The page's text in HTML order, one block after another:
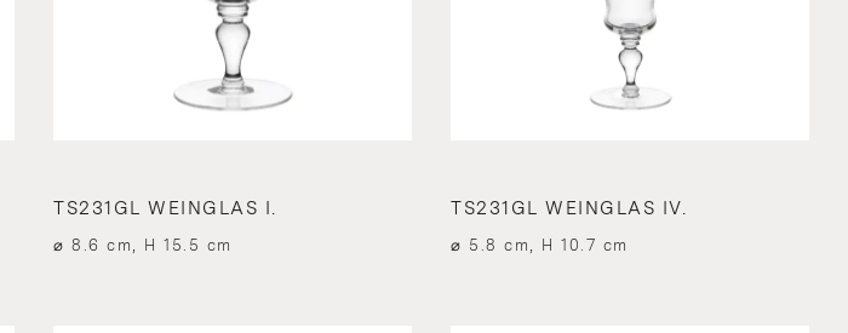
TS231GL WEINGLAS I.
⌀ 8.6 cm, H 15.5 cm
TS231GL WEINGLAS IV.
⌀ 5.8 cm, H 10.7 cm